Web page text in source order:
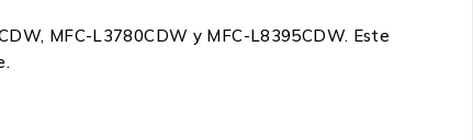
MFC-L3780CDW y MFC-L8395CDW. Este